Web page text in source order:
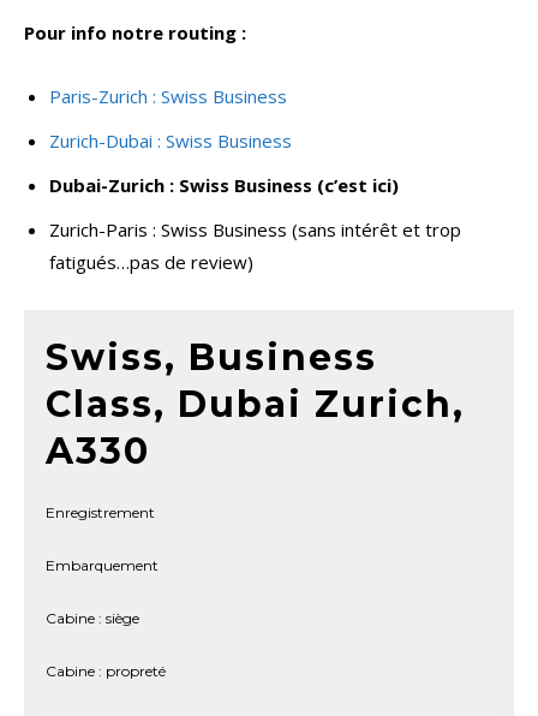
Pour info notre routing :
Paris-Zurich : Swiss Business
Zurich-Dubai : Swiss Business
Dubai-Zurich : Swiss Business (c’est ici)
Zurich-Paris : Swiss Business (sans intérêt et trop
fatigués…pas de review)
Swiss, Business
Class, Dubai Zurich,
A330
Enregistrement
Embarquement
Cabine : siège
Cabine : propreté